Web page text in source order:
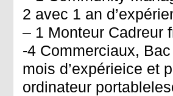
2 avec 1 an
– 1 Monteur Cadreur
-4 Commerciaux,
mois d’expérieice et
ordinateur